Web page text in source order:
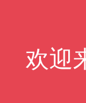
欢迎